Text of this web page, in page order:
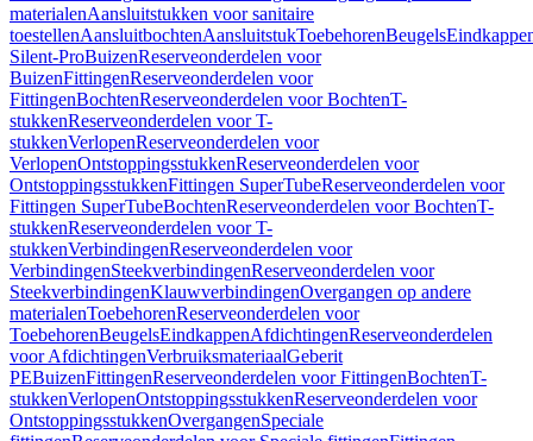
materialenAansluitstukken voor sanitaire
toestellenAansluitbochtenAansluitstukToebehorenBeugels
Silent-ProBuizenReserveonderdelen voor
BuizenFittingenReserveonderdelen voor
FittingenBochtenReserveonderdelen voor BochtenT-
stukkenReserveonderdelen voor T-
stukkenVerlopenReserveonderdelen voor
VerlopenOntstoppingsstukkenReserveonderdelen voor
OntstoppingsstukkenFittingen SuperTubeReserveonderdelen voor
Fittingen SuperTubeBochtenReserveonderdelen voor BochtenT-
stukkenReserveonderdelen voor T-
stukkenVerbindingenReserveonderdelen voor
VerbindingenSteekverbindingenReserveonderdelen voor
SteekverbindingenKlauwverbindingenOvergangen op andere
materialenToebehorenReserveonderdelen voor
ToebehorenBeugelsEindkappenAfdichtingenReserveonderdelen
voor AfdichtingenVerbruiksmateriaalGeberit
PEBuizenFittingenReserveonderdelen voor FittingenBochtenT-
stukkenVerlopenOntstoppingsstukkenReserveonderdelen voor
OntstoppingsstukkenOvergangenSpeciale